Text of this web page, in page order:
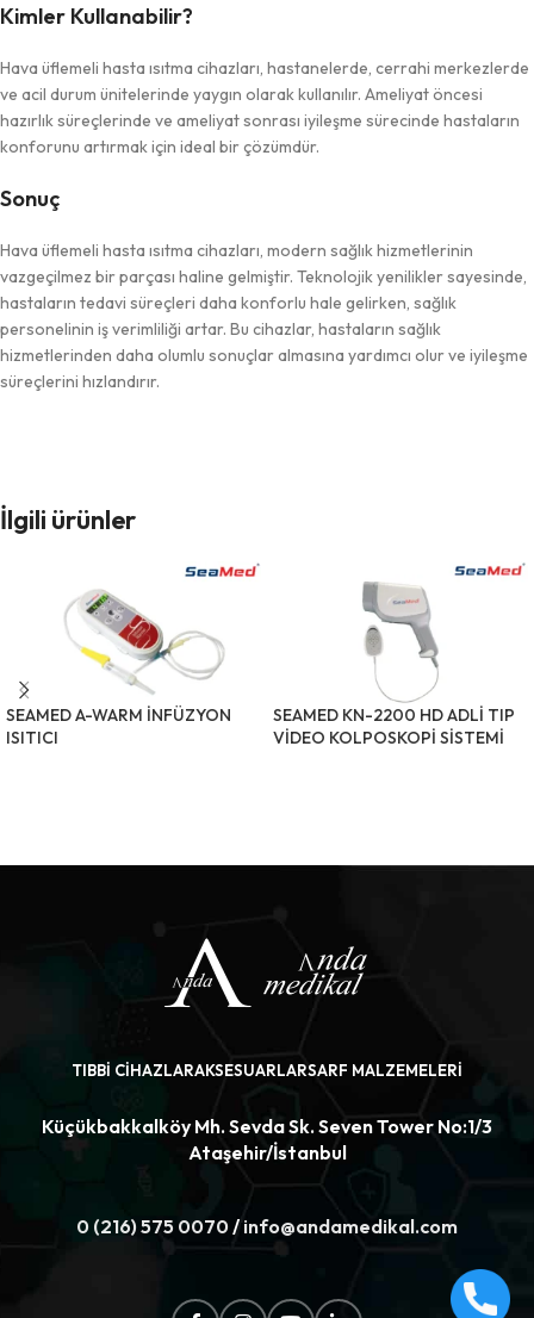
Kimler Kullanabilir?
Hava üflemeli hasta ısıtma cihazları, hastanelerde, cerrahi merkezlerde
ve acil durum ünitelerinde yaygın olarak kullanılır. Ameliyat öncesi
hazırlık süreçlerinde ve ameliyat sonrası iyileşme sürecinde hastaların
konforunu artırmak için ideal bir çözümdür.
Sonuç
Hava üflemeli hasta ısıtma cihazları, modern sağlık hizmetlerinin
vazgeçilmez bir parçası haline gelmiştir. Teknolojik yenilikler sayesinde,
hastaların tedavi süreçleri daha konforlu hale gelirken, sağlık
personelinin iş verimliliği artar. Bu cihazlar, hastaların sağlık
hizmetlerinden daha olumlu sonuçlar almasına yardımcı olur ve iyileşme
süreçlerini hızlandırır.
İlgili ürünler
SEAMED A-WARM İNFÜZYON
ISITICI
SEAMED KN-2200 HD ADLİ TIP
VİDEO KOLPOSKOPİ SİSTEMİ
TIBBI CIHAZLARAKSESUARLARSARF MALZEMELERI
Küçükbakkalköy Mh. Sevda Sk. Seven Tower No:1/3
Ataşehir/İstanbul
0 (216) 575 0070/info@andamedikal.com